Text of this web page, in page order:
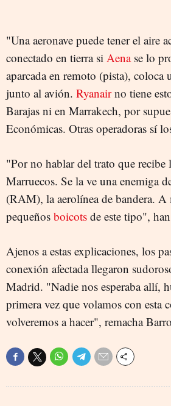
"Una aeronave puede tener el aire
conectado en tierra si Aenase lo
aparcada en remoto (pista), coloca
junto al avión. Ryanairno tiene
Barajas ni en Marrakech, por
Económicas. Otras operadoras sí
"Por no hablar del trato que recibe
Marruecos. Se la ve una enemiga
(RAM), la aerolínea de bandera. A
pequeños boicots de este tipo",
Ajenos a estas explicaciones, los
conexión afectada llegaron
Madrid. "Nadie nos esperaba allí,
primera vez que volamos con esta
volveremos a hacer", remacha